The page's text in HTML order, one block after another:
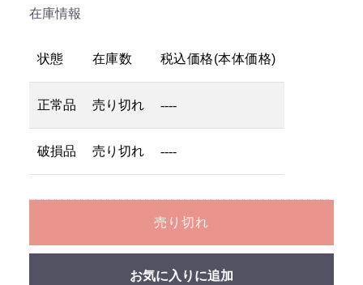
在庫情報
状態 在庫数 税込価格(本体価格)
正常品 売り切れ ----
破損品 売り切れ ----
売り切れ
お気に入りに追加